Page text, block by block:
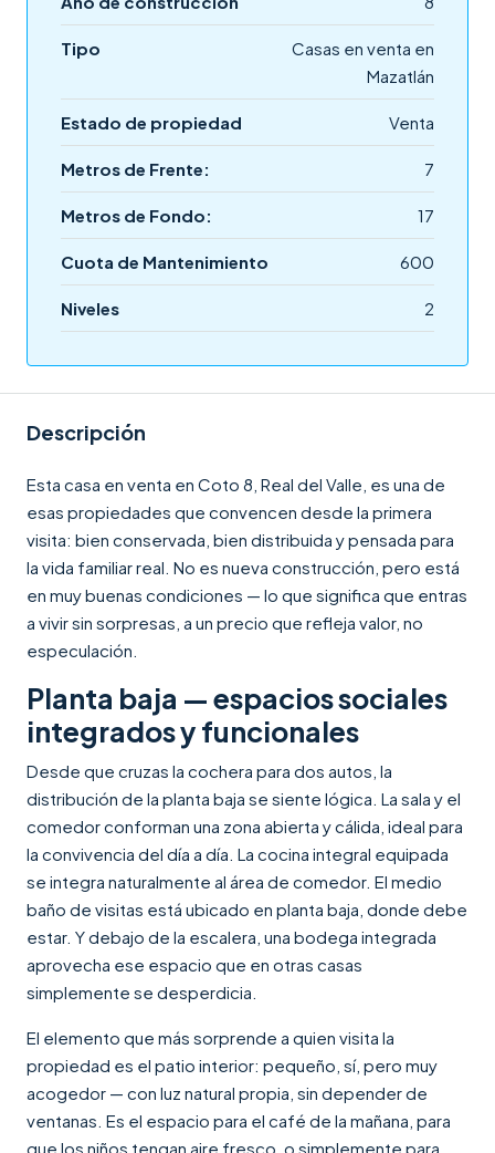
Tipo
Casas en venta en
Mazatlán
Estado de propiedad Venta
Metros de Frente: 7
Metros de Fondo: 17
Cuota de Mantenimiento 600
Niveles 2
Descripción
Esta casa en venta en Coto 8, Real del Valle, es una de
esas propiedades que convencen desde la primera
visita: bien conservada, bien distribuida y pensada para
la vida familiar real. No es nueva construcción, pero está
en muy buenas condiciones — lo que significa que entras
a vivir sin sorpresas, a un precio que refleja valor, no
especulación.
Planta baja — espacios sociales
integrados y funcionales
Desde que cruzas la cochera para dos autos, la
distribución de la planta baja se siente lógica. La sala y el
comedor conforman una zona abierta y cálida, ideal para
la convivencia del día a día. La cocina integral equipada
se integra naturalmente al área de comedor. El medio
baño de visitas está ubicado en planta baja, donde debe
estar. Y debajo de la escalera, una bodega integrada
aprovecha ese espacio que en otras casas
simplemente se desperdicia.
El elemento que más sorprende a quien visita la
propiedad es el patio interior: pequeño, sí, pero muy
acogedor — con luz natural propia, sin depender de
ventanas. Es el espacio para el café de la mañana, para
que los niños tengan aire fresco, o simplemente para